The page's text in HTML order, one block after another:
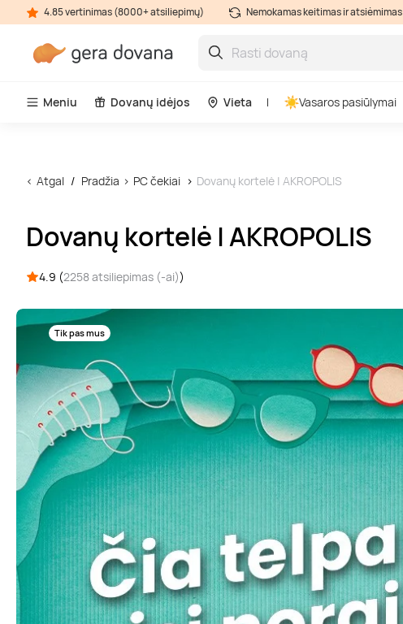
4.85 vertinimas (8000+ atsiliepimų) Nemokamas keitimas ir atsiėmimas
Meniu Dovanų idėjos Vieta Vasaros pasiūlymai
Atgal Pradžia PC čekiai Dovanų kortelė | AKROPOLIS
Dovanų kortelė | AKROPOLIS
4.9 (2258 atsiliepimas (-ai))
Tik pas mus